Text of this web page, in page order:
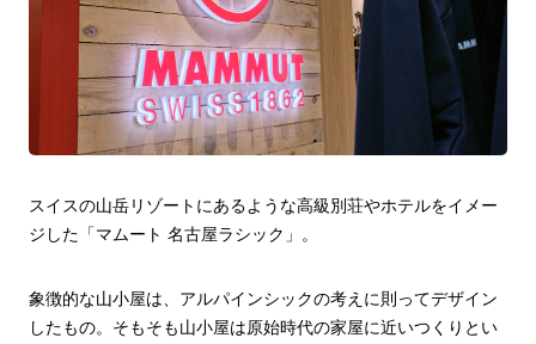
スイスの山岳リゾートにあるような高級別荘やホテルをイメー
ジした「マムート 名古屋ラシック」。
象徴的な山小屋は、アルパインシックの考えに則ってデザイン
したもの。そもそも山小屋は原始時代の家屋に近いつくりとい